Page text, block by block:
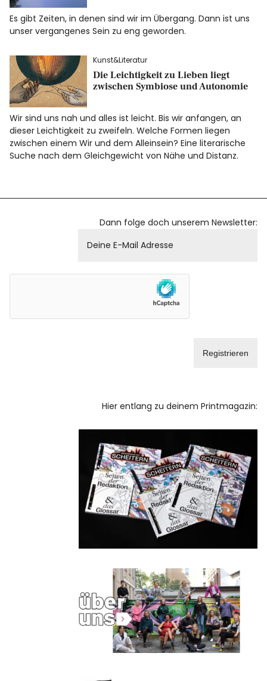
Es gibt Zeiten, in denen sind wir im Übergang. Dann ist uns
unser vergangenes Sein zu eng geworden.
Kunst&Literatur
Die Leichtigkeit zu Lieben liegt
zwischen Symbiose und Autonomie
Wir sind uns nah und alles ist leicht. Bis wir anfangen, an
dieser Leichtigkeit zu zweifeln. Welche Formen liegen
zwischen einem Wir und dem Alleinsein? Eine literarische
Suche nach dem Gleichgewicht von Nähe und Distanz.
Dann folge doch unserem Newsletter:
Hier entlang zu deinem Printmagazin: